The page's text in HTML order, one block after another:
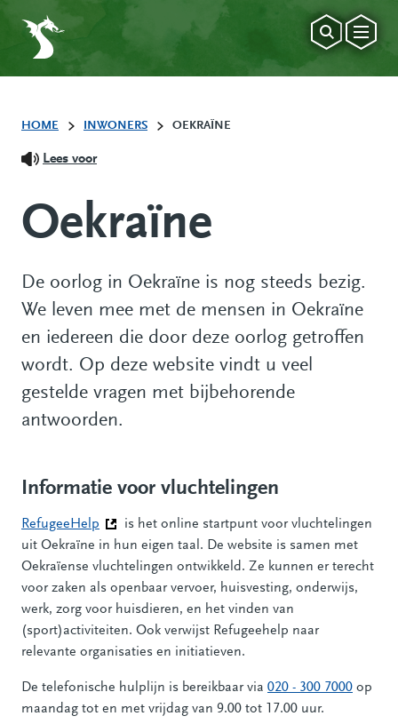
HOME INWONERS OEKRAÏNE
Lees voor
Oekraïne
De oorlog in Oekraïne is nog steeds bezig.
We leven mee met de mensen in Oekraïne
en iedereen die door deze oorlog getroffen
wordt. Op deze website vindt u veel
gestelde vragen met bijbehorende
antwoorden.
Informatie voor vluchtelingen
RefugeeHelp (Deze link gaat naar een andere website)
is het online startpunt voor vluchtelingen
uit Oekraïne in hun eigen taal. De website is samen met
Oekraïense vluchtelingen ontwikkeld. Ze kunnen er terecht
voor zaken als openbaar vervoer, huisvesting, onderwijs,
werk, zorg voor huisdieren, en het vinden van
(sport)activiteiten. Ook verwijst Refugeehelp naar
relevante organisaties en initiatieven.
De telefonische hulplijn is bereikbaar via 020 - 300 7000 op
maandag tot en met vrijdag van 9.00 tot 17.00 uur.